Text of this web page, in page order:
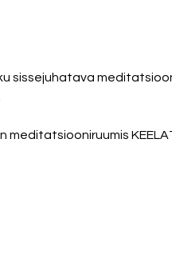
sissejuhatava